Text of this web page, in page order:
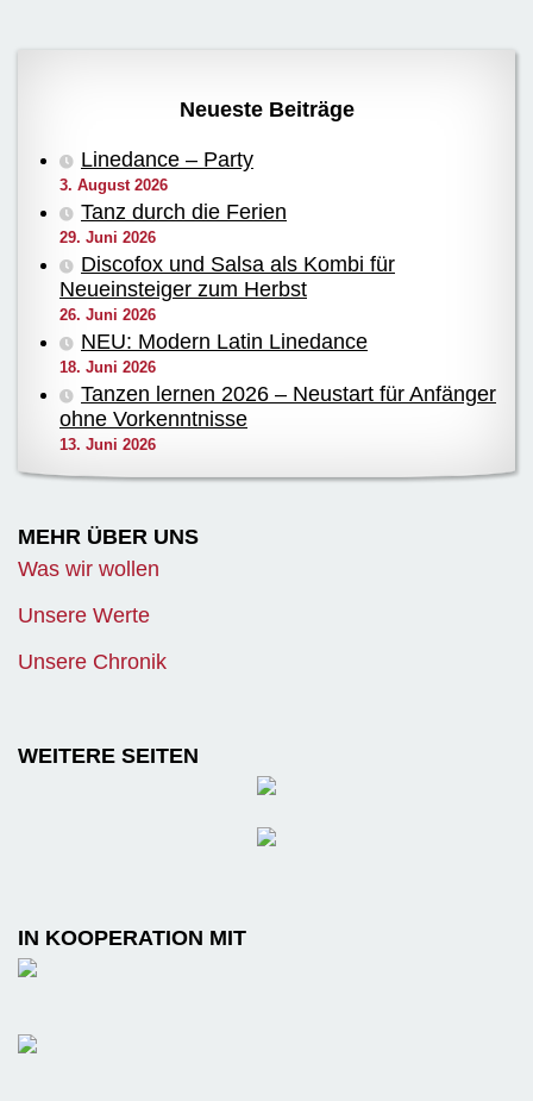
Neueste Beiträge
Linedance – Party
3. August 2026
Tanz durch die Ferien
29. Juni 2026
Discofox und Salsa als Kombi für
Neueinsteiger zum Herbst
26. Juni 2026
NEU: Modern Latin Linedance
18. Juni 2026
Tanzen lernen 2026 – Neustart für Anfänger
ohne Vorkenntnisse
13. Juni 2026
MEHR ÜBER UNS
Was wir wollen
Unsere Werte
Unsere Chronik
WEITERE SEITEN
IN KOOPERATION MIT